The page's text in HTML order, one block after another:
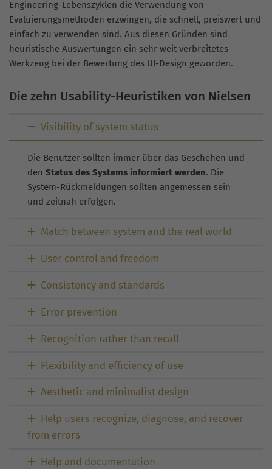
Engineering-Lebenszyklen die Verwendung von
Evaluierungsmethoden erzwingen, die schnell, preiswert und
einfach zu verwenden sind. Aus diesen Gründen sind
heuristische Auswertungen ein sehr weit verbreitetes
Werkzeug bei der Bewertung des UI-Design geworden.
Die zehn Usability-Heuristiken von Nielsen
Visibility of system status
Die Benutzer sollten immer über das Geschehen und
den Status des Systems informiert werden. Die
System-Rückmeldungen sollten angemessen sein
und zeitnah erfolgen.
Match between system and the real world
User control and freedom
Consistency and standards
Error prevention
Recognition rather than recall
Flexibility and efficiency of use
Aesthetic and minimalist design
Help users recognize, diagnose, and recover
from errors
Help and documentation